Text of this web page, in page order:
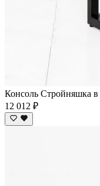
Консоль Стройняшка
12 012 ₽